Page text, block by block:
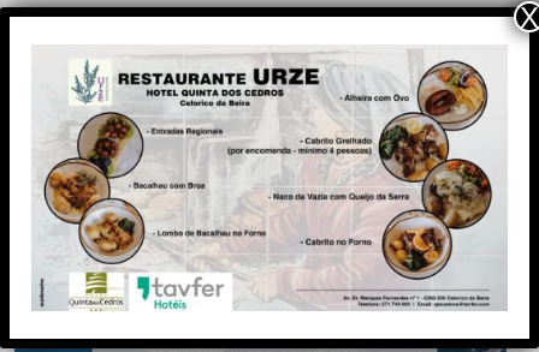
PUBLICIDADE
X